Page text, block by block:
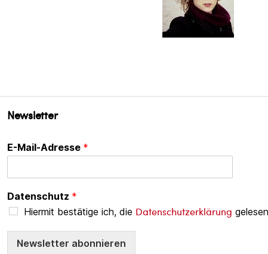
Newsletter
E-Mail-Adresse *
Datenschutz *
Hiermit bestätige ich, die Datenschutzerklärung
Newsletter abonnieren